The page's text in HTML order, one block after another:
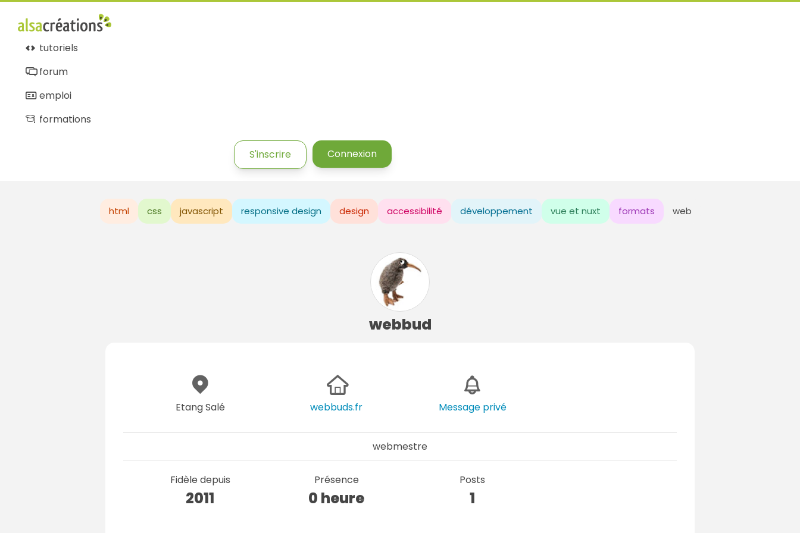
tutoriels
forum
emploi
formations
S'inscrire Connexion
html css javascript responsive design design accessibilité développement vue et nuxt formats web
webbud
Etang Salé webbuds.fr Message privé
webmestre
Fidèle depuis
2011
Présence
0 heure
Posts
1